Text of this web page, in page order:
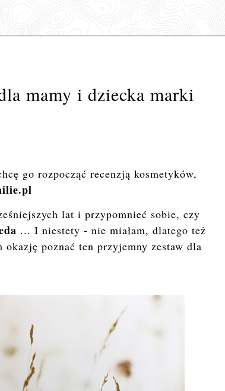
mamy i dziecka marki
go rozpocząć recenzją kosmetyków,
lat i przypomnieć sobie, czy
... I niestety - nie miałam, dlatego też
poznać ten przyjemny zestaw dla